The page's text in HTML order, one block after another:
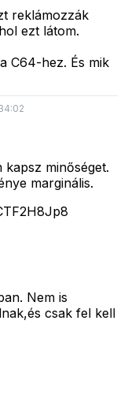
reklámozzák
ezt látom.
C64-hez. És mik
minőséget.
marginális.
Nem is
csak fel kell